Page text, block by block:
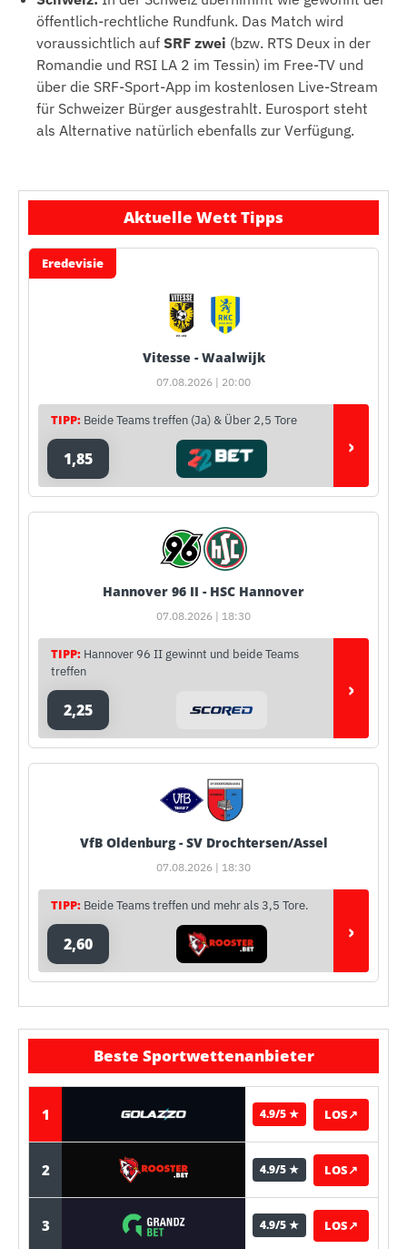
öffentlich-rechtliche Rundfunk. Das Match wird
voraussichtlich auf SRF zwei (bzw. RTS Deux in der
Romandie und RSI LA 2 im Tessin) im Free-TV und
über die SRF-Sport-App im kostenlosen Live-Stream
für Schweizer Bürger ausgestrahlt. Eurosport steht
als Alternative natürlich ebenfalls zur Verfügung.
Aktuelle Wett Tipps
Eredevisie
Vitesse - Waalwijk
07.08.2026 | 20:00
TIPP: Beide Teams treffen (Ja) & Über 2,5 Tore
1,85 ›
Hannover 96 II - HSC Hannover
07.08.2026 | 18:30
TIPP: Hannover 96 II gewinnt und beide Teams
treffen
2,25
›
VfB Oldenburg - SV Drochtersen/Assel
07.08.2026 | 18:30
TIPP: Beide Teams treffen und mehr als 3,5 Tore.
2,60 ›
Beste Sportwettenanbieter
1 4.9/5 ★ LOS↗
2 4.9/5 ★ LOS↗
3 4.9/5 ★ LOS↗